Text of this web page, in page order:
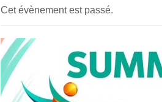
Cet évènement est passé.